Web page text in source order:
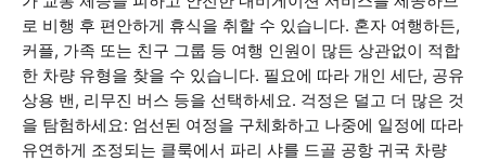
로 비행 후 편안하게 휴식을 취할 수 있습니다. 혼자 여행하든,
커플, 가족 또는 친구 그룹 등 여행 인원이 많든 상관없이 적합
한 차량 유형을 찾을 수 있습니다. 필요에 따라 개인 세단, 공유
상용 밴, 리무진 버스 등을 선택하세요. 걱정은 덜고 더 많은 것
을 탐험하세요: 엄선된 여정을 구체화하고 나중에 일정에 따라
유연하게 조정되는 클룩에서 파리 샤를 드골 공항 귀국 차량